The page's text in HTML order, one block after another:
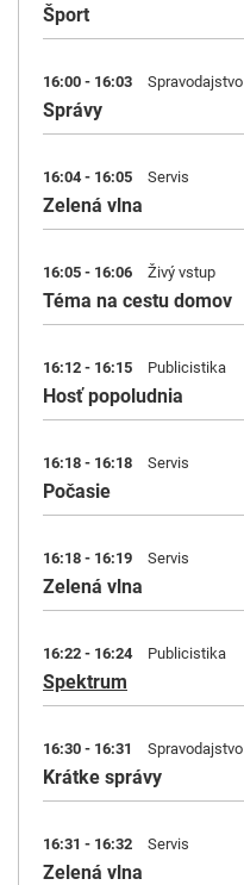
Šport
16:00 - 16:03 Spravodajstvo
Správy
16:04 - 16:05 Servis
Zelená vlna
16:05 - 16:06 Živý vstup
Téma na cestu domov
16:12 - 16:15 Publicistika
Hosť popoludnia
16:18 - 16:18 Servis
Počasie
16:18 - 16:19 Servis
Zelená vlna
16:22 - 16:24 Publicistika
Spektrum
16:30 - 16:31 Spravodajstvo
Krátke správy
16:31 - 16:32 Servis
Zelená vlna